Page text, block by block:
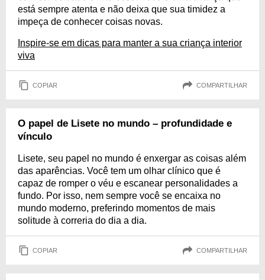
está sempre atenta e não deixa que sua timidez a
impeça de conhecer coisas novas.
Inspire-se em dicas para manter a sua criança interior
viva
COPIAR COMPARTILHAR
O papel de Lisete no mundo – profundidade e
vínculo
Lisete, seu papel no mundo é enxergar as coisas além
das aparências. Você tem um olhar clínico que é
capaz de romper o véu e escanear personalidades a
fundo. Por isso, nem sempre você se encaixa no
mundo moderno, preferindo momentos de mais
solitude à correria do dia a dia.
COPIAR COMPARTILHAR